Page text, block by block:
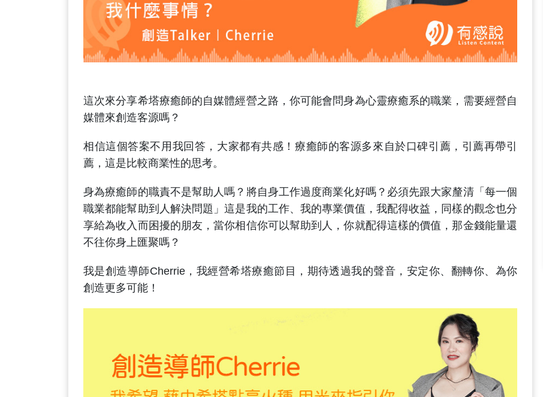
這次來分享希塔療癒師的自媒體經營之路，你可能會問身為心靈療癒系的職業，需要經營自
媒體來創造客源嗎？
相信這個答案不用我回答，大家都有共感！療癒師的客源多來自於口碑引薦，引薦再帶引
薦，這是比較商業性的思考。
身為療癒師的職責不是幫助人嗎？將自身工作過度商業化好嗎？必須先跟大家釐清「每一個
職業都能幫助到人解決問題」這是我的工作、我的專業價值，我配得收益，同樣的觀念也分
享給為收入而困擾的朋友，當你相信你可以幫助到人，你就配得這樣的價值，那金錢能量還
不往你身上匯聚嗎？
我是創造導師Cherrie，我經營希塔療癒節目，期待透過我的聲音，安定你、翻轉你、為你
創造更多可能！